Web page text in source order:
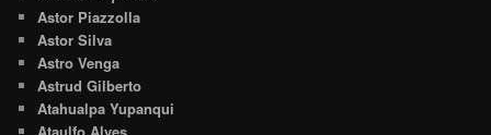
Astor Piazzolla
Astor Silva
Astro Venga
Astrud Gilberto
Atahualpa Yupanqui